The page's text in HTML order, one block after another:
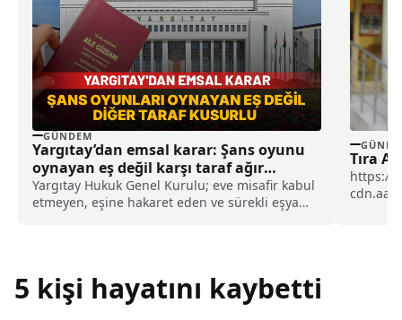
GÜNDEM
Yargıtay’dan emsal karar: Şans oyunu
oynayan eş değil karşı taraf ağır
kusurlu sayıldı
Yargıtay Hukuk Genel Kurulu; eve misafir kabul
etmeyen, eşine hakaret eden ve sürekli eşya
Tıra
https://
5 kişi hayatını kaybetti